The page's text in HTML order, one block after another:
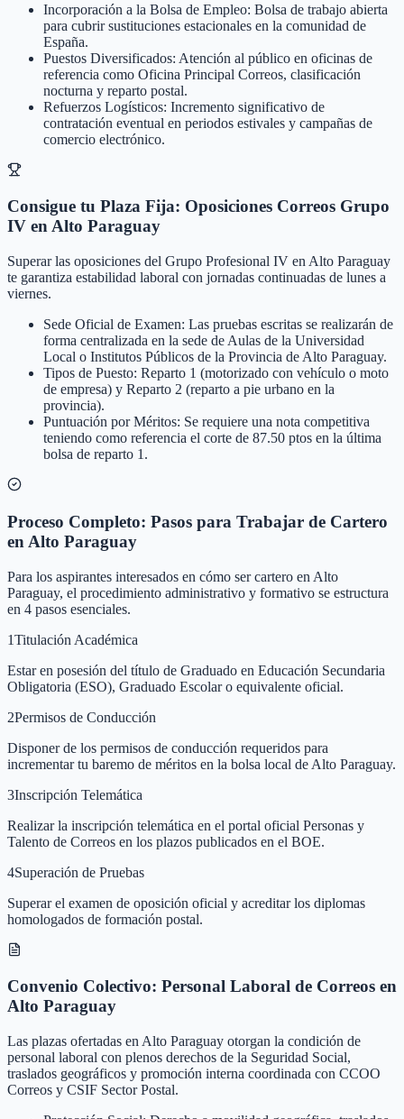
Incorporación a la Bolsa de Empleo: Bolsa de trabajo abierta
para cubrir sustituciones estacionales en la comunidad de
España.
Puestos Diversificados: Atención al público en oficinas de
referencia como Oficina Principal Correos, clasificación
nocturna y reparto postal.
Refuerzos Logísticos: Incremento significativo de
contratación eventual en periodos estivales y campañas de
comercio electrónico.
Consigue tu Plaza Fija: Oposiciones Correos Grupo
IV en Alto Paraguay
Superar las oposiciones del Grupo Profesional IV en Alto Paraguay
te garantiza estabilidad laboral con jornadas continuadas de lunes a
viernes.
Sede Oficial de Examen: Las pruebas escritas se realizarán de
forma centralizada en la sede de Aulas de la Universidad
Local o Institutos Públicos de la Provincia de Alto Paraguay.
Tipos de Puesto: Reparto 1 (motorizado con vehículo o moto
de empresa) y Reparto 2 (reparto a pie urbano en la
provincia).
Puntuación por Méritos: Se requiere una nota competitiva
teniendo como referencia el corte de 87.50 ptos en la última
bolsa de reparto 1.
Proceso Completo: Pasos para Trabajar de Cartero
en Alto Paraguay
Para los aspirantes interesados en cómo ser cartero en Alto
Paraguay, el procedimiento administrativo y formativo se estructura
en 4 pasos esenciales.
1Titulación Académica
Estar en posesión del título de Graduado en Educación Secundaria
Obligatoria (ESO), Graduado Escolar o equivalente oficial.
2Permisos de Conducción
Disponer de los permisos de conducción requeridos para
incrementar tu baremo de méritos en la bolsa local de Alto Paraguay.
3Inscripción Telemática
Realizar la inscripción telemática en el portal oficial Personas y
Talento de Correos en los plazos publicados en el BOE.
4Superación de Pruebas
Superar el examen de oposición oficial y acreditar los diplomas
homologados de formación postal.
Convenio Colectivo: Personal Laboral de Correos en
Alto Paraguay
Las plazas ofertadas en Alto Paraguay otorgan la condición de
personal laboral con plenos derechos de la Seguridad Social,
traslados geográficos y promoción interna coordinada con CCOO
Correos y CSIF Sector Postal.